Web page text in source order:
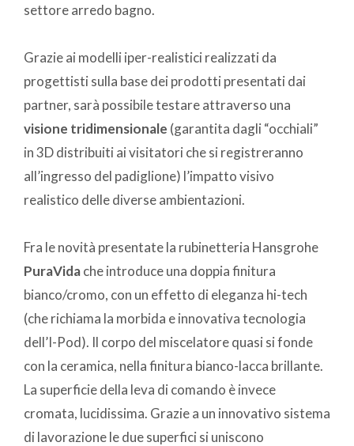
settore arredo bagno.
Grazie ai modelli iper-realistici realizzati da
progettisti sulla base dei prodotti presentati dai
partner, sarà possibile testare attraverso una
visione tridimensionale (garantita dagli “occhiali”
in 3D distribuiti ai visitatori che si registreranno
all’ingresso del padiglione) l’impatto visivo
realistico delle diverse ambientazioni.
Fra le novità presentate la rubinetteria Hansgrohe
PuraVidache introduce una doppia finitura
bianco/cromo, con un effetto di eleganza hi-tech
(che richiama la morbida e innovativa tecnologia
dell’I-Pod). Il corpo del miscelatore quasi si fonde
con la ceramica, nella finitura bianco-lacca brillante.
La superficie della leva di comando è invece
cromata, lucidissima. Grazie a un innovativo sistema
di lavorazione le due superfici si uniscono